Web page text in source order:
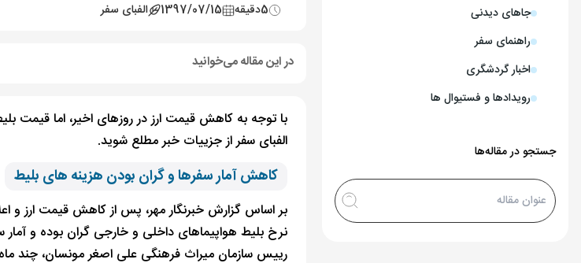
جاهای دیدنی
راهنمای سفر
اخبار گردشگری
رویدادها و فستیوال ها
جستجو در مقاله‌ها
5دقیقه 1397/07/15 الفبای سفر
در این مقاله می‌خوانید
با توجه به کاهش قیمت ارز در روزهای اخیر، اما قیمت
الفبای سفر از جزییات خبر مطلع شوید.
کاهش آمار سفرها و گران بودن هزینه های بلیط
بر اساس گزارش خبرنگار مهر، پس از کاهش قیمت ارز و
نرخ بلیط هواپیماهای داخلی و خارجی گران بوده و
رییس سازمان میراث فرهنگی علی اصغر مونسان، چند